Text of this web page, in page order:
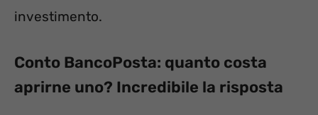
investimento.
Conto BancoPosta: quanto costa
aprirne uno? Incredibile la risposta